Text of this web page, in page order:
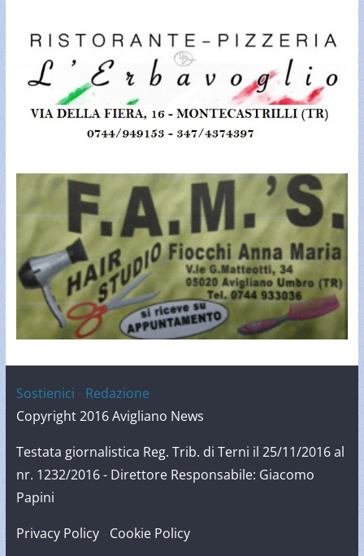
Sostienici
Redazione
Copyright 2016 Avigliano News
Testata giornalistica Reg. Trib. di Terni il 25/11/2016 al
nr. 1232/2016 - Direttore Responsabile: Giacomo
Papini
Privacy Policy- Cookie Policy